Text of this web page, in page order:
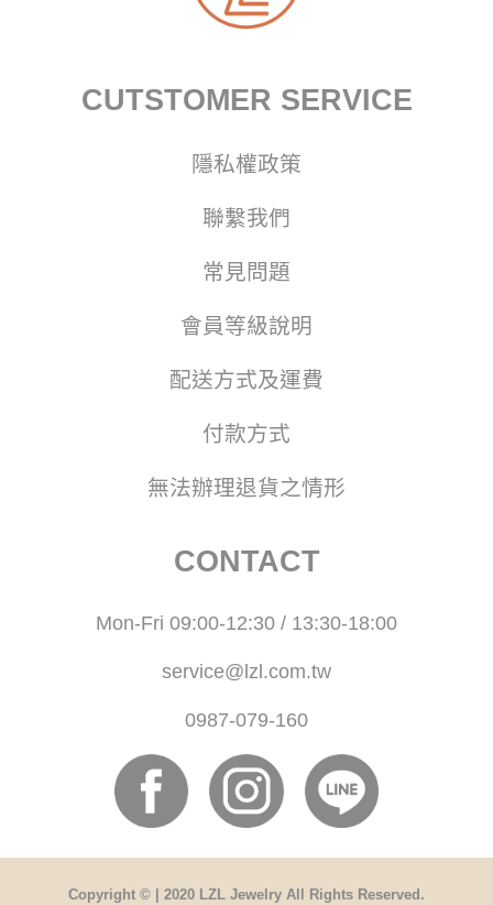
CUTSTOMER SERVICE
隱私權政策
聯繫我們
常見問題
會員等級說明
配送方式及運費
付款方式
無法辦理退貨之情形
CONTACT
Mon-Fri 09:00-12:30 / 13:30-18:00
service@lzl.com.tw
0987-079-160
Copyright © | 2020 LZL Jewelry All Rights Reserved.